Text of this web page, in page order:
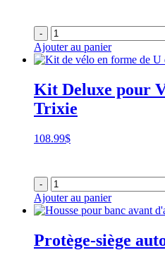
41.99$
à
-
Ajouter au panier
Kit Deluxe pour
Trixie
108.99$
-
Ajouter au panier
Protège-siège